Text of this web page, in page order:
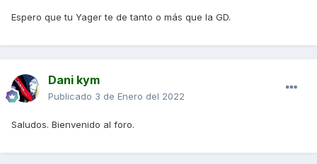
Espero que tu Yager te de tanto o más que la GD.
Dani kym
Publicado 3 de Enero del 2022
Saludos. Bienvenido al foro.